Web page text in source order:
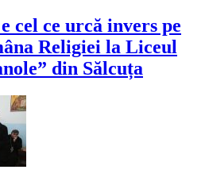
cel ce urcă invers pe
Religiei la Liceul
din Sălcuța